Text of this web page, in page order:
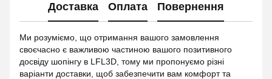
Доставка Оплата Повернення
Ми розуміємо, що отримання вашого замовлення
своєчасно є важливою частиною вашого позитивного
досвіду шопінгу в LFL3D, тому ми пропонуємо різні
варіанти доставки, щоб забезпечити вам комфорт та